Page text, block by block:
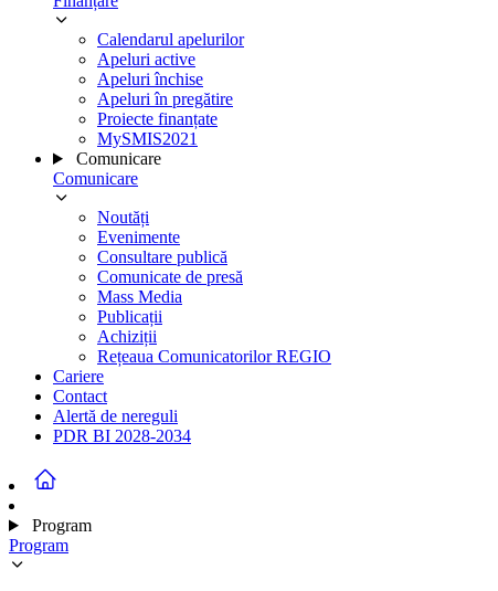
Calendarul apelurilor
Apeluri active
Apeluri închise
Apeluri în pregătire
Proiecte finanțate
MySMIS2021
Comunicare
Comunicare
Noutăți
Evenimente
Consultare publică
Comunicate de presă
Mass Media
Publicații
Achiziții
Rețeaua Comunicatorilor REGIO
Cariere
Contact
Alertă de nereguli
PDR BI 2028-2034
Program
Program